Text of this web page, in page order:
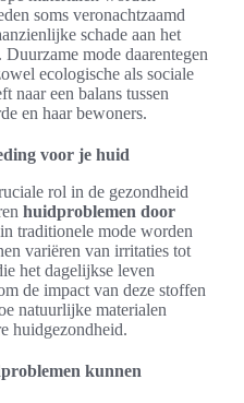
soms veronachtzaamd
schade aan het
mode daarentegen
ecologische als sociale
naar een balans tussen
en haar bewoners.
voor je huid
rol in de gezondheid
huidproblemen door
traditionele mode worden
variëren van irritaties tot
het dagelijkse leven
de impact van deze stoffen
natuurlijke materialen
huidgezondheid.
kunnen